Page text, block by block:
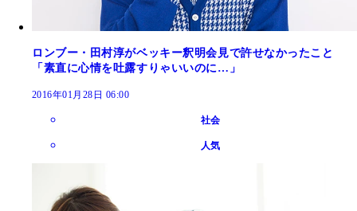
ロンブー・田村淳がベッキー釈明会見で許せなかったこと
「素直に心情を吐露すりゃいいのに…」
2016年01月28日 06:00
社会
人気